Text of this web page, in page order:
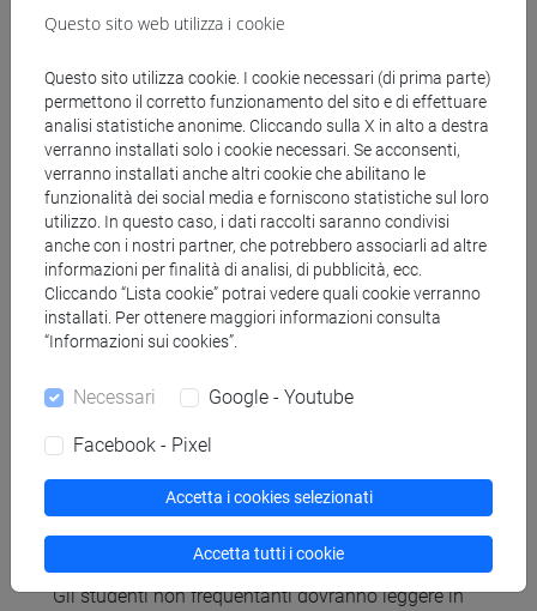
Testo obbligatorio
A. Petrucci, La descrizione del manoscritto. Storia,
problemi, modelli, Roma, Carocci editore, 2001
(seconda edizione).
Per puntuali chiarificazioni può essere utile la
consultazione di M. Maniaci, Terminologia del libro
manoscritto, Roma-Milano, Editrice Bibliografica,
1996. Per approfondimenti della parte generale si
manoscritto da oriente a occidente. Per una
Bretschneider, 2009, pp. 29-215; come strumento di
orientamento può essere utile: M. Maniaci, Breve
storia del libro manoscritto, Roma, Carocci editore,
2019.
Gli studenti non frequentanti dovranno leggere in
Questo sito web utilizza i cookie
Questo sito utilizza cookie. I cookie necessari (di prima parte)
permettono il corretto funzionamento del sito e di effettuare
analisi statistiche anonime. Cliccando sulla X in alto a destra
verranno installati solo i cookie necessari. Se acconsenti,
verranno installati anche altri cookie che abilitano le
funzionalità dei social media e forniscono statistiche sul loro
utilizzo. In questo caso, i dati raccolti saranno condivisi
anche con i nostri partner, che potrebbero associarli ad altre
informazioni per finalità di analisi, di pubblicità, ecc.
Cliccando “Lista cookie” potrai vedere quali cookie verranno
installati. Per ottenere maggiori informazioni consulta
“Informazioni sui cookies”.
Necessari Google - Youtube
Facebook - Pixel
Accetta i cookies selezionati
Accetta tutti i cookie